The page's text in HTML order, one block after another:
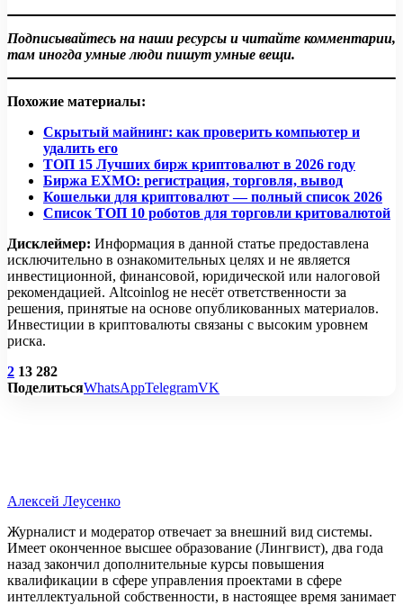
Подписывайтесь на наши ресурсы и читайте комментарии,
там иногда умные люди пишут умные вещи.
Похожие материалы:
Скрытый майнинг: как проверить компьютер и
удалить его
ТОП 15 Лучших бирж криптовалют в 2026 году
Биржа EXMO: регистрация, торговля, вывод
Кошельки для криптовалют — полный список 2026
Список ТОП 10 роботов для торговли критовалютой
Дисклеймер: Информация в данной статье предоставлена
исключительно в ознакомительных целях и не является
инвестиционной, финансовой, юридической или налоговой
рекомендацией. Altcoinlog не несёт ответственности за
решения, принятые на основе опубликованных материалов.
Инвестиции в криптовалюты связаны с высоким уровнем
риска.
2 13 282
ПоделитьсяWhatsAppTelegramVK
Алексей Леусенко
Журналист и модератор отвечает за внешний вид системы.
Имеет оконченное высшее образование (Лингвист), два года
назад закончил дополнительные курсы повышения
квалификации в сфере управления проектами в сфере
интеллектуальной собственности, в настоящее время занимает